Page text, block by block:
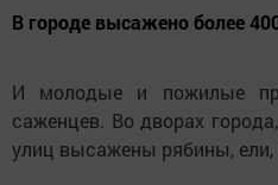
В городе высажено более
И молодые и пожилые
саженцев. Во дворах
улиц высажены рябины, ели,